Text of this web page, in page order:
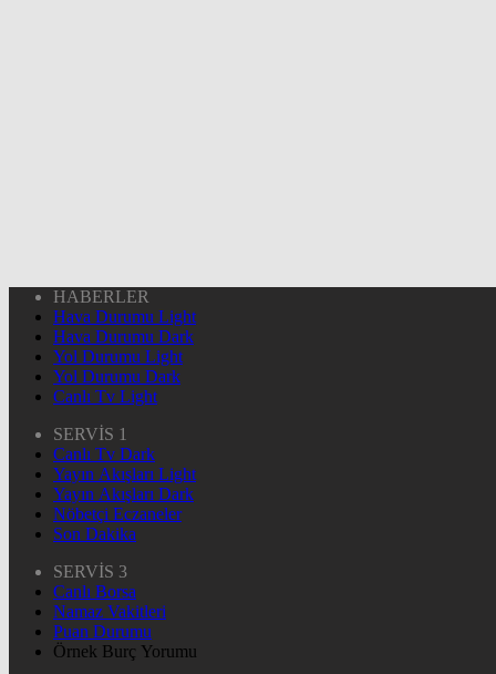
HABERLER
Hava Durumu Light
Hava Durumu Dark
Yol Durumu Light
Yol Durumu Dark
Canlı Tv Light
SERVİS 1
Canlı Tv Dark
Yayın Akışları Light
Yayın Akışları Dark
Nöbetçi Eczaneler
Son Dakika
SERVİS 3
Canlı Borsa
Namaz Vakitleri
Puan Durumu
Örnek Burç Yorumu